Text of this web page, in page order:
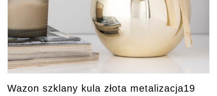
Wazon szklany kula złota metalizacja19